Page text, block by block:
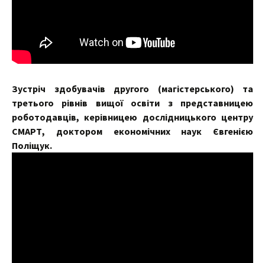
Зустріч здобувачів другого (магістерського) та
третього рівнів вищої освіти з представницею
роботодавців, керівницею дослідницького центру
СМАРТ, доктором економічних наук Євгенією
Поліщук.